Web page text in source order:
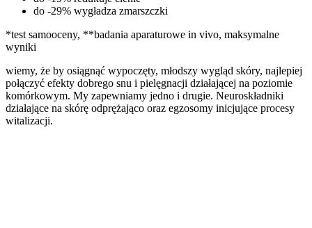
do -29% wygładza zmarszczki
*test samooceny, **badania aparaturowe in vivo, maksymalne
wyniki
wiemy, że by osiągnąć wypoczęty, młodszy wygląd skóry, najlepiej
połączyć efekty dobrego snu i pielęgnacji działającej na poziomie
komórkowym. My zapewniamy jedno i drugie. Neuroskładniki
działające na skórę odprężająco oraz egzosomy inicjujące procesy
witalizacji.